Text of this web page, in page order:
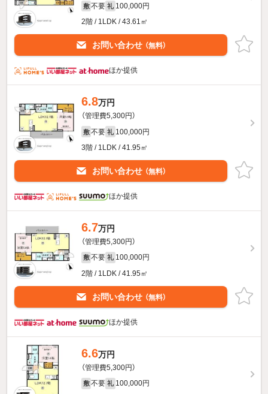
敷 不要 礼 100,000円
2階 / 1LDK / 43.61㎡
お問い合わせ （無料）
ほか提供
6.8万円
（管理費5,300円）
敷 不要 礼 100,000円
3階 / 1LDK / 41.95㎡
お問い合わせ （無料）
ほか提供
6.7万円
（管理費5,300円）
敷 不要 礼 100,000円
2階 / 1LDK / 41.95㎡
お問い合わせ （無料）
ほか提供
6.6万円
（管理費5,300円）
敷 不要 礼 100,000円